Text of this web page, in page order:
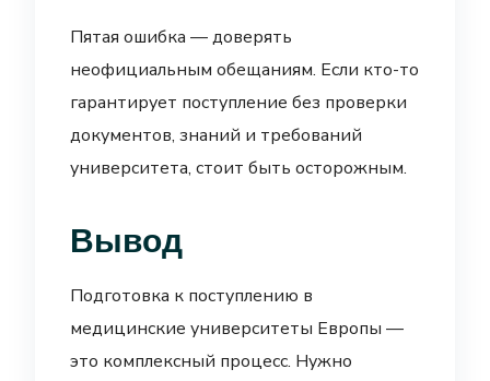
Пятая ошибка — доверять
неофициальным обещаниям. Если кто-то
гарантирует поступление без проверки
документов, знаний и требований
университета, стоит быть осторожным.
Вывод
Подготовка к поступлению в
медицинские университеты Европы —
это комплексный процесс. Нужно